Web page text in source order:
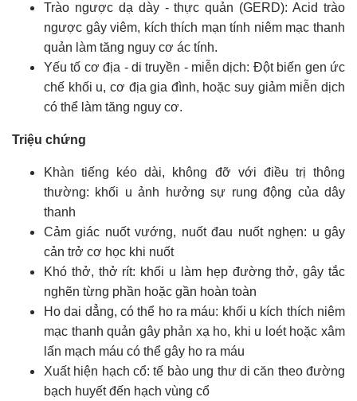
Trào ngược dạ dày - thực quản (GERD): Acid trào
ngược gây viêm, kích thích mạn tính niêm mạc thanh
quản làm tăng nguy cơ ác tính.
Yếu tố cơ địa - di truyền - miễn dịch: Đột biến gen ức
chế khối u, cơ địa gia đình, hoặc suy giảm miễn dịch
có thể làm tăng nguy cơ.
Triệu chứng
Khàn tiếng kéo dài, không đỡ với điều trị thông
thường: khối u ảnh hưởng sự rung động của dây
thanh
Cảm giác nuốt vướng, nuốt đau nuốt nghẹn: u gây
cản trở cơ học khi nuốt
Khó thở, thở rít: khối u làm hẹp đường thở, gây tắc
nghẽn từng phần hoặc gần hoàn toàn
Ho dai dẳng, có thể ho ra máu: khối u kích thích niêm
mạc thanh quản gây phản xạ ho, khi u loét hoặc xâm
lấn mạch máu có thể gây ho ra máu
Xuất hiện hạch cổ: tế bào ung thư di căn theo đường
bạch huyết đến hạch vùng cổ